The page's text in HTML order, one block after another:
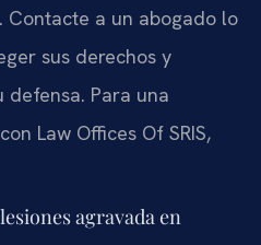
Contacte a un abogado lo
sus derechos y
defensa. Para una
Law Offices Of SRIS,
agravada en